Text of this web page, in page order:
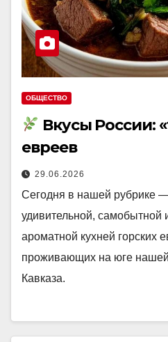
ОБЩЕСТВО
Вкусы России:
евреев
29.06.2026
Сегодня в нашей рубрике
удивительной, самобытной
ароматной кухней горских
проживающих на юге
Кавказа.